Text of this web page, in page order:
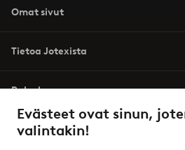
Evästeet ovat sinun,
valintakin!
Omat sivut
Tietoa Jotexista
Palvelumme
Ehdot